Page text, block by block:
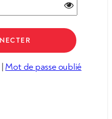
| Mot de passe oublié